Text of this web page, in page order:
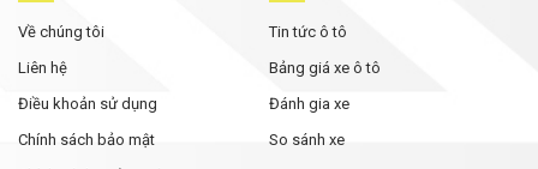
Về chúng tôi
Liên hệ
Điều khoản sử dụng
Chính sách bảo mật
Tin tức ô tô
Bảng giá xe ô tô
Đánh gia xe
So sánh xe